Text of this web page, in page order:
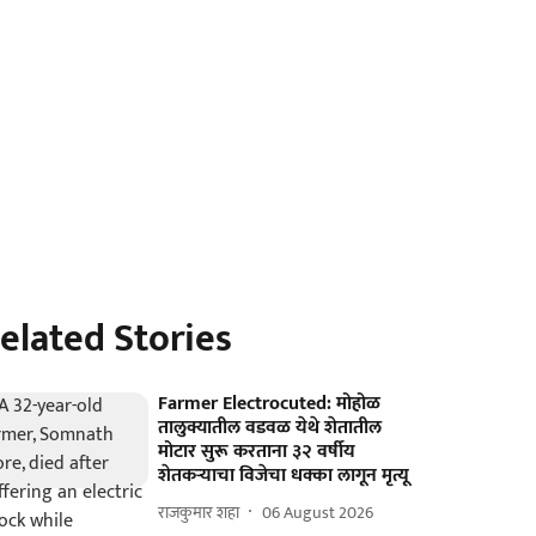
Stories
Farmer Electrocuted: मोहोळ
तालुक्यातील वडवळ येथे शेतातील
मोटार सुरू करताना ३२ वर्षीय
शेतकऱ्याचा विजेचा धक्का लागून मृत्यू
राजकुमार शहा 06 August 2026